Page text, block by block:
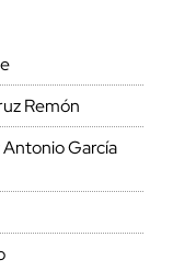
Remón
García